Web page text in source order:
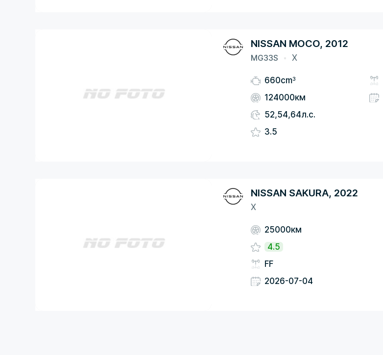
NISSAN MOCO, 2012
MG33S X
660cm3
124000км
52,54,64л.с.
3.5
NISSAN SAKURA, 2022
X
25000км
4.5
FF
2026-07-04